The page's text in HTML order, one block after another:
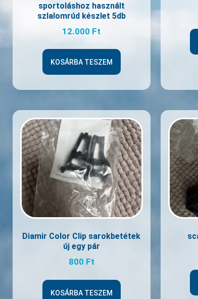
sportoláshoz használt
szlalomrúd készlet 5db
12.000 Ft
KOSÁRBA TESZEM
Diamir Color Clip sarokbetétek
új egy pár
800 Ft
KOSÁRBA TESZEM